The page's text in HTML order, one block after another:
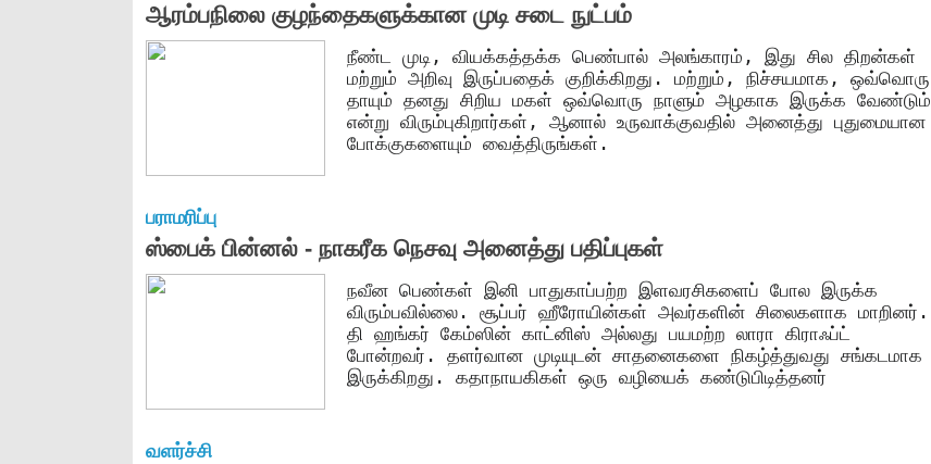
ஆரம்பநிலை குழந்தைகளுக்கான முடி சடை நுட்பம்
நீண்ட முடி, வியக்கத்தக்க பெண்பால் அலங்காரம், இது சில திறன்கள்
மற்றும் அறிவு இருப்பதைக் குறிக்கிறது. மற்றும், நிச்சயமாக, ஒவ்வொரு
தாயும் தனது சிறிய மகள் ஒவ்வொரு நாளும் அழகாக இருக்க வேண்டும்
என்று விரும்புகிறார்கள், ஆனால் உருவாக்குவதில் அனைத்து புதுமையான
போக்குகளையும் வைத்திருங்கள்.
பராமரிப்பு
ஸ்பைக் பின்னல் - நாகரீக நெசவு அனைத்து பதிப்புகள்
நவீன பெண்கள் இனி பாதுகாப்பற்ற இளவரசிகளைப் போல இருக்க
விரும்பவில்லை. சூப்பர் ஹீரோயின்கள் அவர்களின் சிலைகளாக மாறினர்.
தி ஹங்கர் கேம்ஸின் காட்னிஸ் அல்லது பயமற்ற லாரா கிராஃப்ட்
போன்றவர். தளர்வான முடியுடன் சாதனைகளை நிகழ்த்துவது சங்கடமாக
இருக்கிறது. கதாநாயகிகள் ஒரு வழியைக் கண்டுபிடித்தனர்
வளர்ச்சி